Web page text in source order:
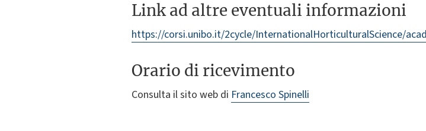
Link ad altre eventuali informazioni
https://corsi.unibo.it/2cycle/InternationalHorticulturalScience/
Orario di ricevimento
Consulta il sito web di Francesco Spinelli